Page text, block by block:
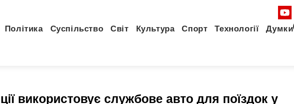
Політика Суспільство Світ Культура Спорт Технології Думки
використовує службове авто для поїздок у